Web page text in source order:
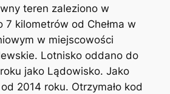
teren zaleziono w
7 kilometrów od Chełma w
w miejscowości
Lotnisko oddano do
jako Lądowisko. Jako
2014 roku. Otrzymało kod